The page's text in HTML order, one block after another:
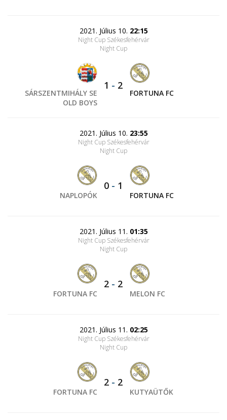
2021. Július 10. 22:15
Night Cup Székesfehérvár
Night Cup
SÁRSZENTMIHÁLY SE
OLD BOYS
1 - 2
FORTUNA FC
2021. Július 10. 23:55
Night Cup Székesfehérvár
Night Cup
NAPLOPÓK
0 - 1
FORTUNA FC
2021. Július 11. 01:35
Night Cup Székesfehérvár
Night Cup
FORTUNA FC
2 - 2
MELON FC
2021. Július 11. 02:25
Night Cup Székesfehérvár
Night Cup
FORTUNA FC
2 - 2
KUTYAÜTŐK